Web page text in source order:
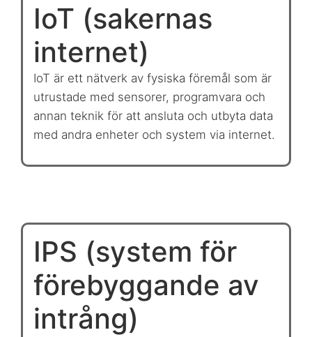
IoT (sakernas
internet)
IoT är ett nätverk av fysiska föremål som är
utrustade med sensorer, programvara och
annan teknik för att ansluta och utbyta data
med andra enheter och system via internet.
IPS (system för
förebyggande av
intrång)